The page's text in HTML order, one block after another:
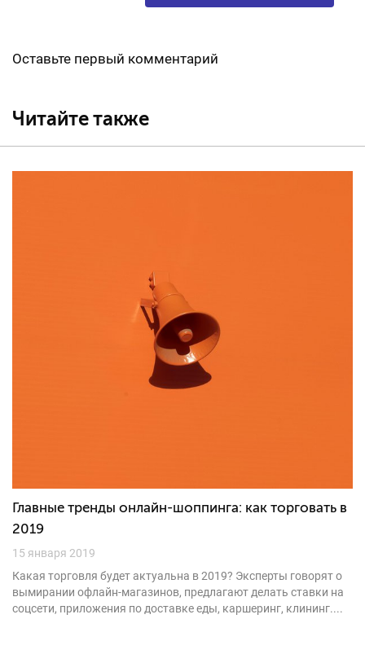
Оставьте первый комментарий
Читайте также
Главные тренды онлайн-шоппинга: как торговать в
2019
15 января 2019
Какая торговля будет актуальна в 2019? Эксперты говорят о
вымирании офлайн-магазинов, предлагают делать ставки на
соцсети, приложения по доставке еды, каршеринг, клининг....